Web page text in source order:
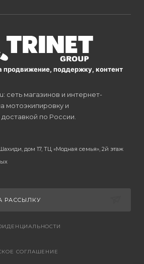
продвижение, поддержку, контент
сеть магазинов и интернет-
мотоэкипировку и
по России.
Шахиди, дом 17, ТЦ «Модная семья», 2й этаж
РАССЫЛКУ
СОГЛАШЕНИЕ